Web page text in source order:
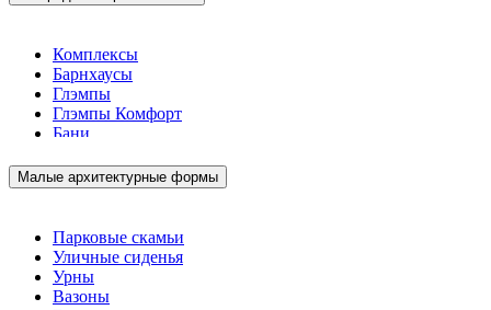
Комплексы
Барнхаусы
Глэмпы
Глэмпы Комфорт
Бани
Малые архитектурные формы
Парковые скамьи
Уличные сиденья
Урны
Вазоны